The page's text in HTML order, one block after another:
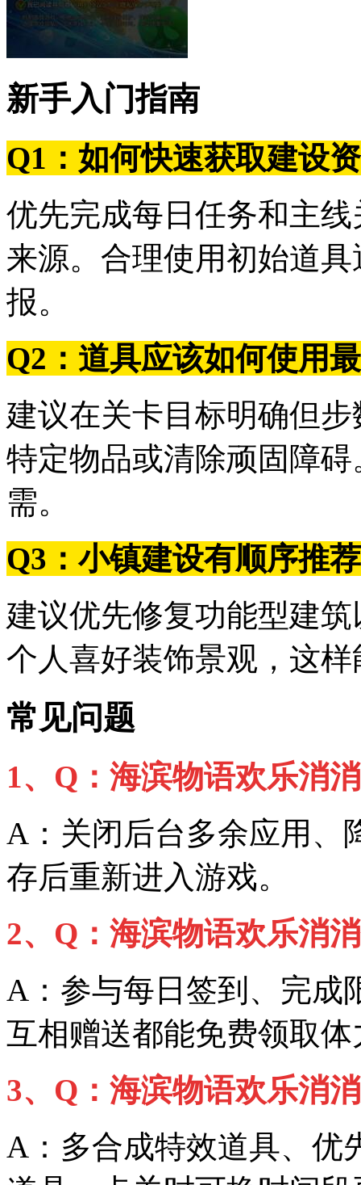
新手入门指南
Q1：如何快速获取建设
优先完成每日任务和主
来源。合理使用初始道
报。
Q2：道具应该如何使用
建议在关卡目标明确但
特定物品或清除顽固障
需。
Q3：小镇建设有顺序推
建议优先修复功能型建
个人喜好装饰景观，这
常见问题
1、Q：海滨物语欢乐消
A：关闭后台多余应用、
存后重新进入游戏。
2、Q：海滨物语欢乐消
A：参与每日签到、完成
互相赠送都能免费领取体
3、Q：海滨物语欢乐消
A：多合成特效道具、优